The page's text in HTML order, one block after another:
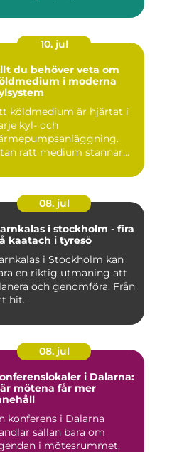
10. jul
du behöver veta om
i moderna
köldmedium är hjärtat i
kyl- och
rätt medium stannar
08. jul
i stockholm - fira
kaatach i tyresö
i Stockholm kan
en riktig utmaning att
och genomföra. Från
hit...
08. jul
i Dalarna:
mötena får mer
konferens i Dalarna
sällan bara om
i mötesrummet.